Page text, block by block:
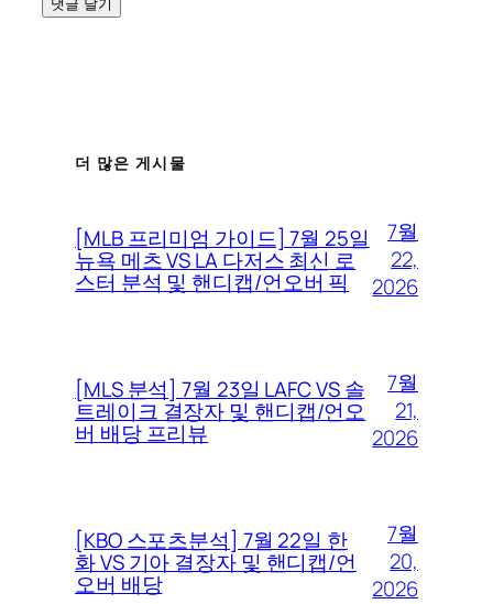
더 많은 게시물
[MLB 프리미엄 가이드] 7월 25일
뉴욕 메츠 VS LA 다저스 최신 로
스터 분석 및 핸디캡/언오버 픽
7월
22,
2026
[MLS 분석] 7월 23일 LAFC VS 솔
트레이크 결장자 및 핸디캡/언오
버 배당 프리뷰
7월
21,
2026
[KBO 스포츠분석] 7월 22일 한
화 VS 기아 결장자 및 핸디캡/언
오버 배당
7월
20,
2026